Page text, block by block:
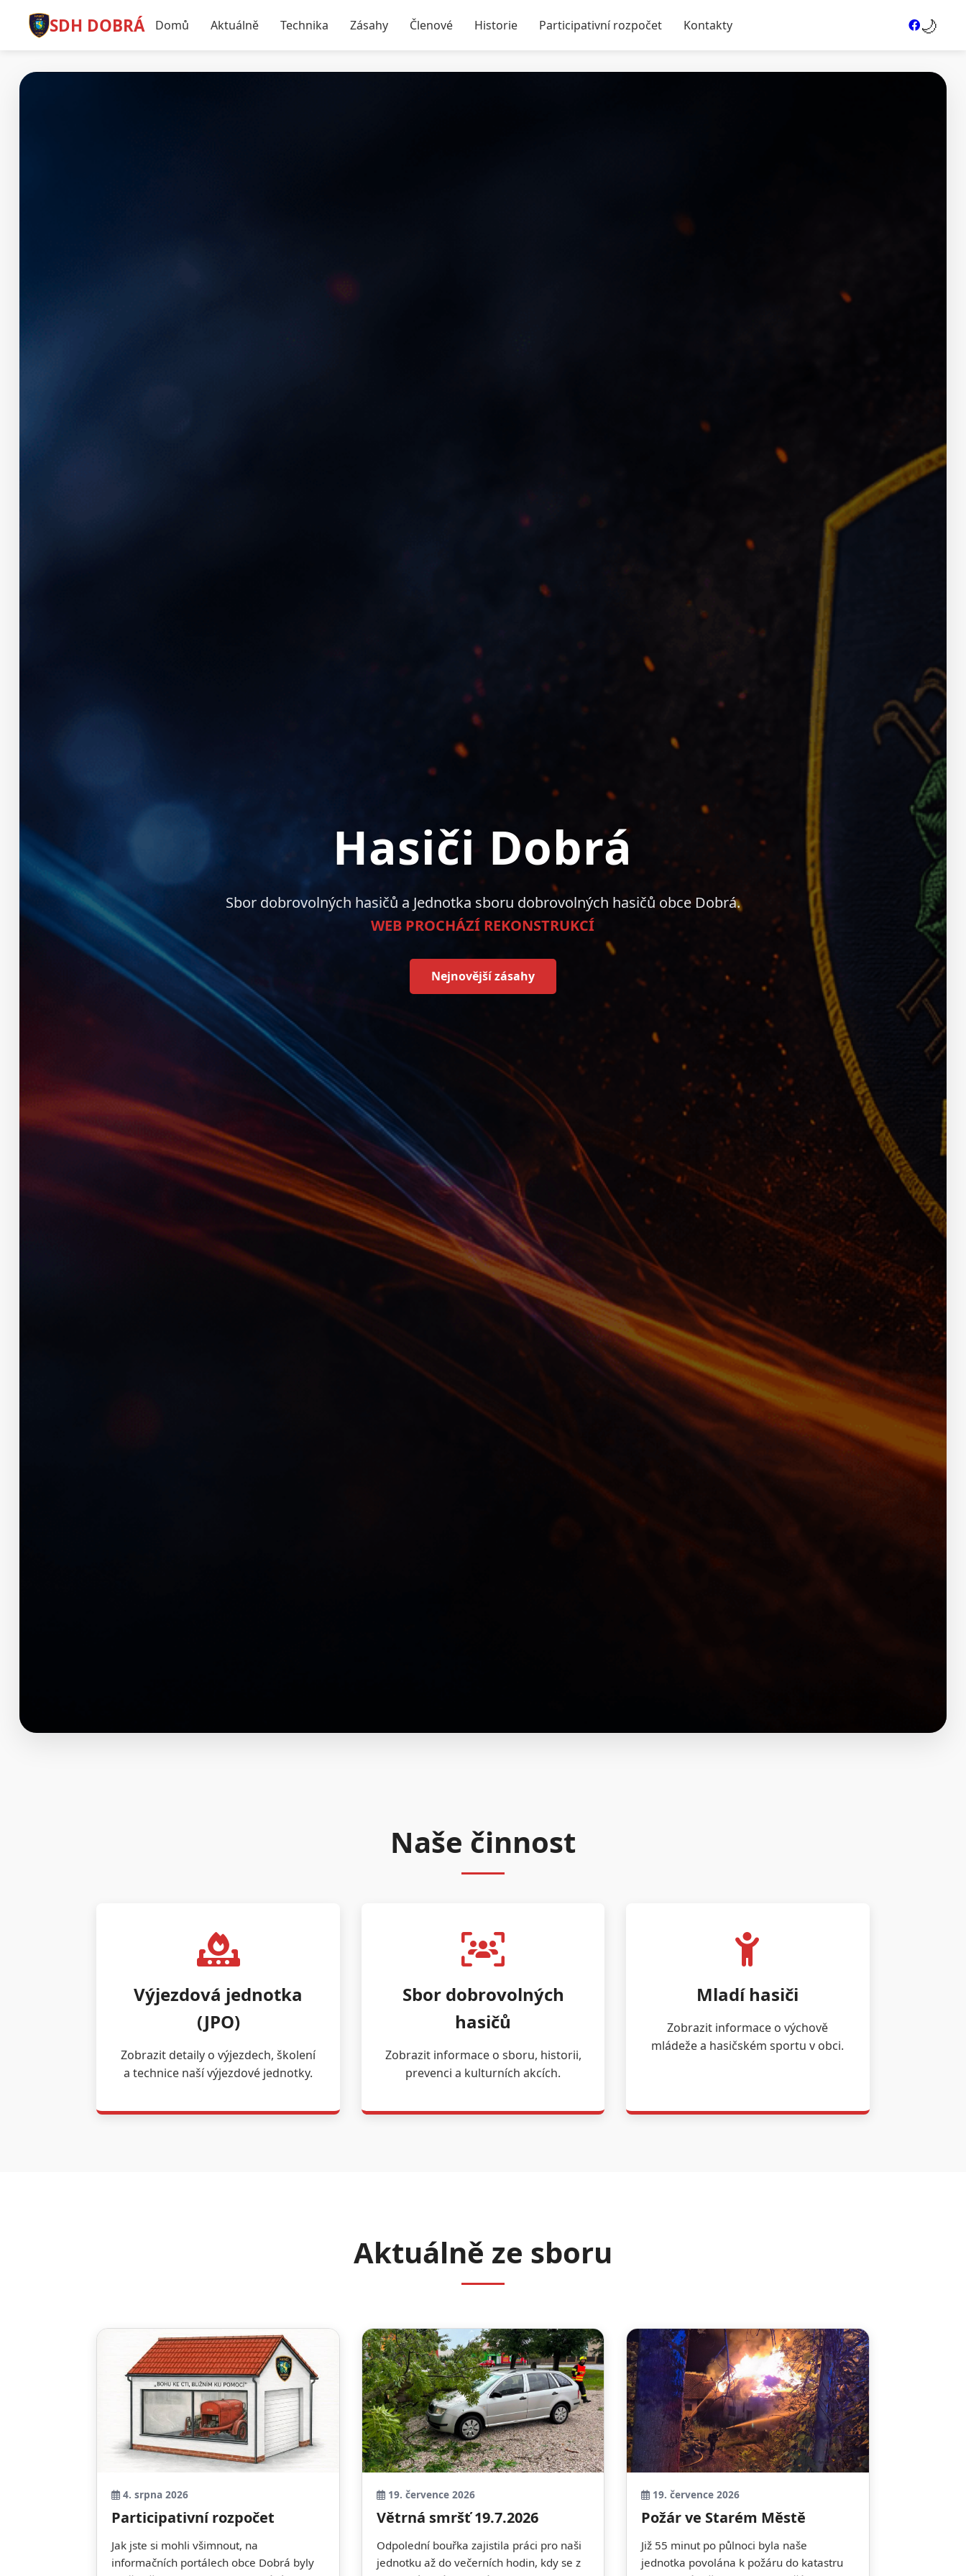
SDH DOBRÁ Domů Aktuálně Technika Zásahy Členové Historie Participativní rozpočet Kontakty 🌙
Hasiči Dobrá
Sbor dobrovolných hasičů a Jednotka sboru dobrovolných hasičů obce Dobrá.
WEB PROCHÁZÍ REKONSTRUKCÍ
Nejnovější zásahy
Naše činnost
Výjezdová jednotka
(JPO)
Zobrazit detaily o výjezdech, školení
a technice naší výjezdové jednotky.
Sbor dobrovolných
hasičů
Zobrazit informace o sboru, historii,
prevenci a kulturních akcích.
Mladí hasiči
Zobrazit informace o výchově
mládeže a hasičském sportu v obci.
Aktuálně ze sboru
4. srpna 2026
Participativní rozpočet
Jak jste si mohli všimnout, na
informačních portálech obce Dobrá byly
19. července 2026
Větrná smršť 19.7.2026
Odpolední bouřka zajistila práci pro naši
jednotku až do večerních hodin, kdy se z
19. července 2026
Požár ve Starém Městě
Již 55 minut po půlnoci byla naše
jednotka povolána k požáru do katastru